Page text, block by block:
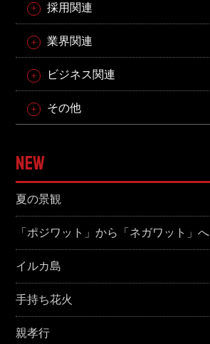
採用関連
業界関連
ビジネス関連
その他
NEW
夏の景観
「ポジワット」から「ネガワット」へ
イルカ島
手持ち花火
親孝行